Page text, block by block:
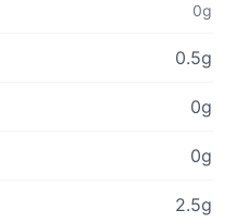
0g
0.5g
0g
0g
2.5g